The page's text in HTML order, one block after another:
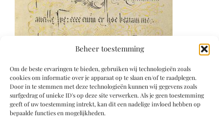
Beheer toestemming
Om de beste ervaringen te bieden, gebruiken wij technologieën zoals
cookies om informatie over je apparaat op te slaan en/of te raadplegen.
Door in te stemmen met deze technologieën kunnen wij gegevens zoals
surfgedrag of unieke ID's op deze site verwerken. Als je geen toestemming
geeft of uw toestemming intrekt, kan dit een nadelige invloed hebben op
bepaalde functies en mogelijkheden.